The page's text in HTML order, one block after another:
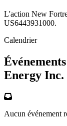
L'action New
US6443931000.
Calendrier
Energy Inc.
Aucun événement